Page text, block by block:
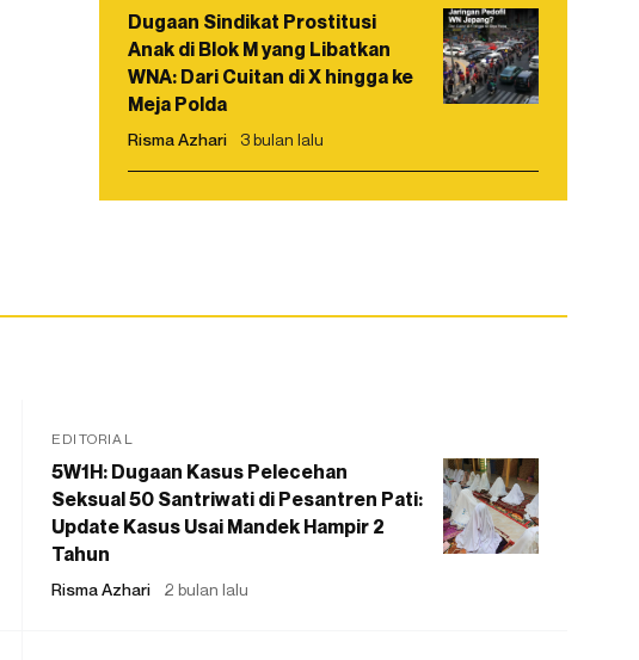
Dugaan Sindikat Prostitusi
Anak di Blok M yang Libatkan
WNA: Dari Cuitan di X hingga ke
Meja Polda
Risma Azhari 3 bulan lalu
EDITORIAL
5W1H: Dugaan Kasus Pelecehan
Seksual 50 Santriwati di Pesantren Pati:
Update Kasus Usai Mandek Hampir 2
Tahun
Risma Azhari 2 bulan lalu